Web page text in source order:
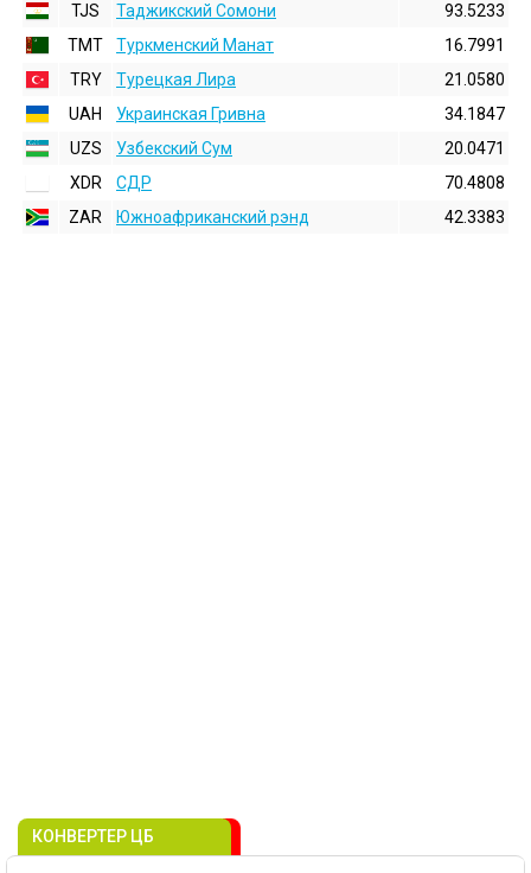
TJS
Таджикский Сомони
93.5233
TMT
Туркменский Манат
16.7991
TRY
Турецкая Лира
21.0580
UAH
Украинская Гривна
34.1847
UZS
Узбекский Сум
20.0471
XDR
СДР
70.4808
ZAR
Южноафриканский рэнд 42.3383
КОНВЕРТЕР ЦБ